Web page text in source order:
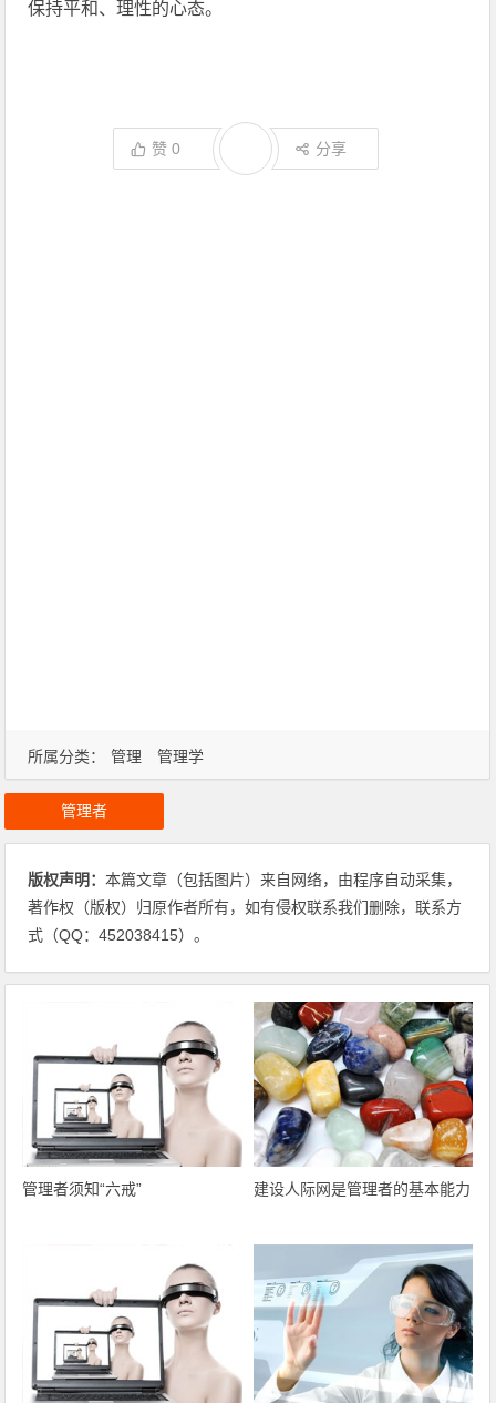
保持平和、理性的心态。
赞0 分享
所属分类： 管理 管理学
管理者
版权声明：本篇文章（包括图片）来自网络，由程序自动采集，
著作权（版权）归原作者所有，如有侵权联系我们删除，联系方
式（QQ：452038415）。
管理者须知“六戒” 建设人际网是管理者的基本能力